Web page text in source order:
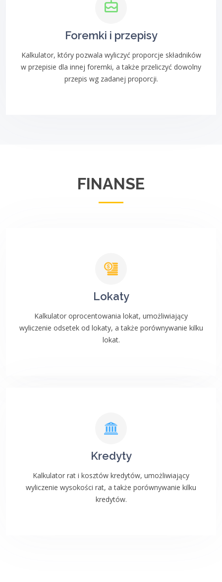
Foremki i przepisy
Kalkulator, który pozwala wyliczyć proporcje składników
w przepisie dla innej foremki, a także przeliczyć dowolny
przepis wg zadanej proporcji.
FINANSE
Lokaty
Kalkulator oprocentowania lokat, umożliwiający
wyliczenie odsetek od lokaty, a także porównywanie kilku
lokat.
Kredyty
Kalkulator rat i kosztów kredytów, umożliwiający
wyliczenie wysokości rat, a także porównywanie kilku
kredytów.